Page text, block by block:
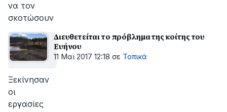
να τον
σκοτώσουν
Διευθετείται το πρόβλημα της κοίτης του
Ευήνου
11 Μαϊ 2017 12:18 σε Τοπικά
Ξεκίνησαν
οι
εργασίες